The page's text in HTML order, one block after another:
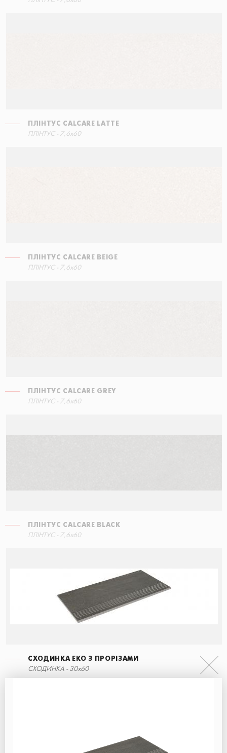
ПЛІНТУС CALCARE LATTE
ПЛІНТУС - 7,6x60
ПЛІНТУС CALCARE BEIGE
ПЛІНТУС - 7,6x60
ПЛІНТУС CALCARE GREY
ПЛІНТУС - 7,6x60
ПЛІНТУС CALCARE BLACK
ПЛІНТУС - 7,6x60
СХОДИНКА ЕКО З ПРОРІЗАМИ
СХОДИНКА - 30x60
СХОДИНКА КУТОВА ПРАВА
60x34,5